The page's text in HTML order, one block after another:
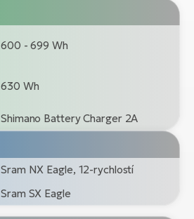
600 - 699 Wh
630 Wh
Shimano Battery Charger 2A
Sram NX Eagle, 12-rychlostí
Sram SX Eagle